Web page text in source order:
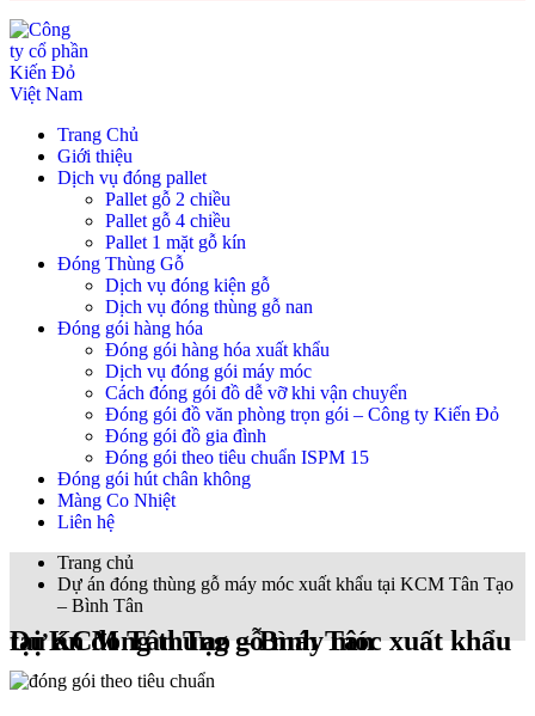
Trang Chủ
Giới thiệu
Dịch vụ đóng pallet
Pallet gỗ 2 chiều
Pallet gỗ 4 chiều
Pallet 1 mặt gỗ kín
Đóng Thùng Gỗ
Dịch vụ đóng kiện gỗ
Dịch vụ đóng thùng gỗ nan
Đóng gói hàng hóa
Đóng gói hàng hóa xuất khẩu
Dịch vụ đóng gói máy móc
Cách đóng gói đồ dễ vỡ khi vận chuyển
Đóng gói đồ văn phòng trọn gói – Công ty Kiến Đỏ
Đóng gói đồ gia đình
Đóng gói theo tiêu chuẩn ISPM 15
Đóng gói hút chân không
Màng Co Nhiệt
Liên hệ
Trang chủ
Dự án đóng thùng gỗ máy móc xuất khẩu tại KCM Tân Tạo
– Bình Tân
Dự án đóng thùng gỗ máy móc xuất khẩu tại KCM Tân Tạo – Bình Tân